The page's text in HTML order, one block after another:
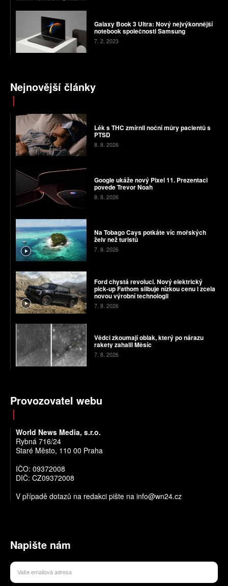
Galaxy Book 3 Ultra: Nový nejvýkonnější
notebook společnosti Samsung
7. 2. 2023
Nejnovější články
Lék s THC zmírnil noční můry pacientů s
PTSD
8. 8. 2026
Google ukáže nový Pixel 11. Prezentaci
povede Trevor Noah
8. 8. 2026
Na Tobago Cays potkáte víc mořských
želv než turistů
7. 8. 2026
Ford chystá revoluci. Nový elektrický
pick-up Fathom slibuje nízkou cenu i zcela
novou výrobní technologii
7. 8. 2026
Vědci zkoumají oblak, který po nárazu
rakety zahalil Měsíc
7. 8. 2026
Provozovatel webu
World News Media, s.r.o.
Rybná 716/24
Staré Město, 110 00 Praha
IČO: 09372008
DIČ: CZ09372008
V případě dotazů na redakci pište na info@wn24.cz
Napište nám